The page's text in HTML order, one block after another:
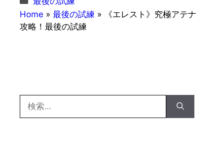
テ
ゴ
Home » 最後の試練 »
《エレスト》究極アテナ
攻略！最後の試練
索: